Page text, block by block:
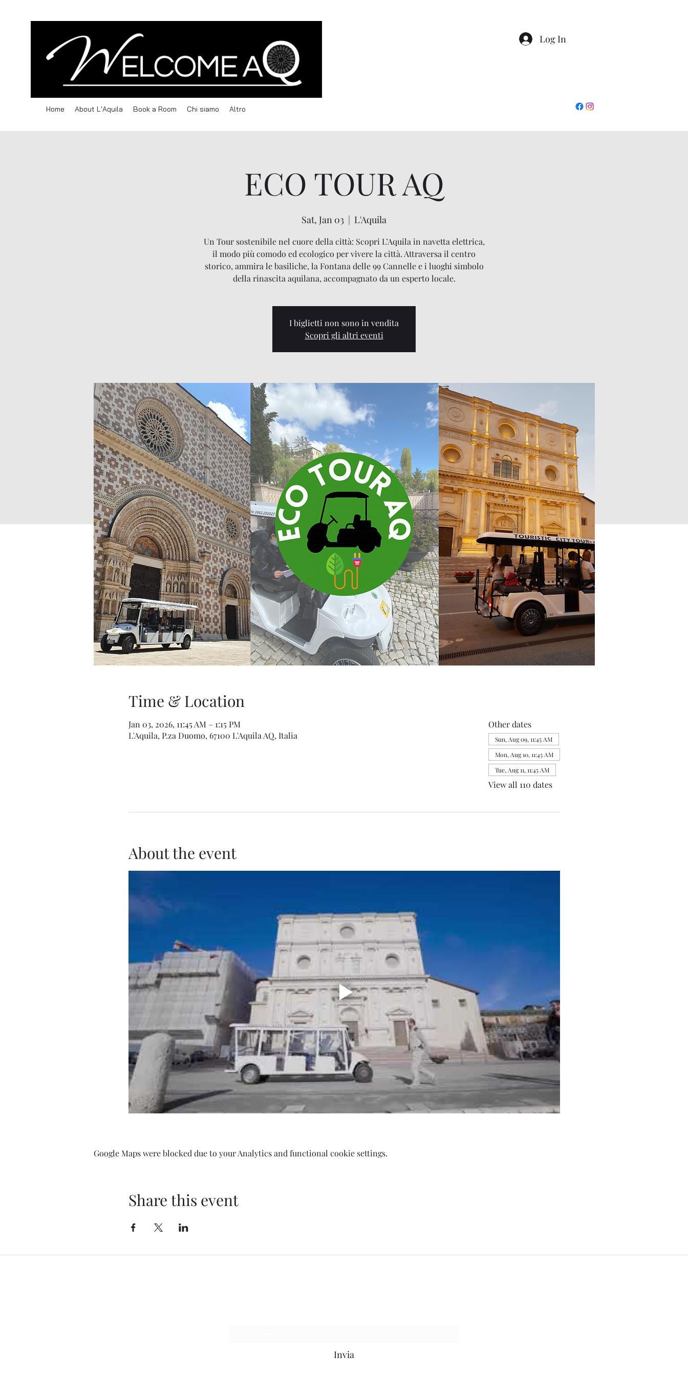
Home About L'Aquila Book a Room Chi siamo Altro
Log In
ECO TOUR AQ
Sat, Jan 03
  |
L'Aquila
Un Tour sostenibile nel cuore della città: Scopri L’Aquila in navetta elettrica,
il modo più comodo ed ecologico per vivere la città. Attraversa il centro
storico, ammira le basiliche, la Fontana delle 99 Cannelle e i luoghi simbolo
della rinascita aquilana, accompagnato da un esperto locale.
I biglietti non sono in vendita
Scopri gli altri eventi
Time & Location
Jan 03, 2026, 11:45 AM – 1:15 PM
L'Aquila, P.za Duomo, 67100 L'Aquila AQ, Italia
Other dates
Sun, Aug 09, 11:45 AM
Mon, Aug 10, 11:45 AM
Tue, Aug 11, 11:45 AM
View all 110 dates
About the event
Google Maps were blocked due to your Analytics and functional cookie settings.
Share this event
Invia